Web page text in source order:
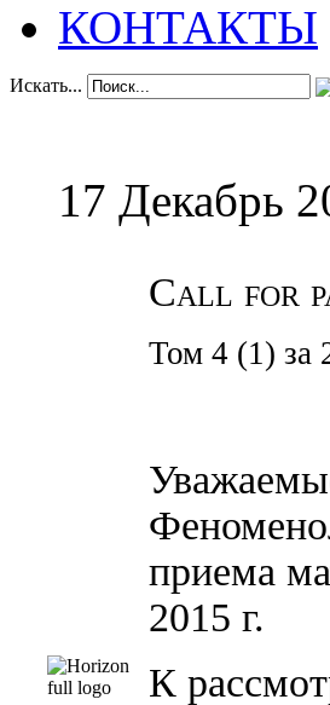
КОНТАКТЫ
Искать...
17 Декабрь
Call for
Том 4 (1) за
приема
2015 г.
К